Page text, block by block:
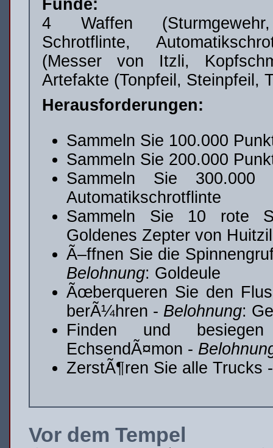
Funde:
4 Waffen (Sturmgewehr,
Schrotflinte,
(Messer von Itzli,
Artefakte (Tonpfeil, Steinpfeil,
Herausforderungen:
Sammeln Sie 100.000
Sammeln Sie 200.000
Sammeln Sie
Automatikschrotflinte
Sammeln Sie 10 rote
Goldenes Zepter von
Ã–ffnen Sie die
Belohnung: Goldeule
Ãœberqueren Sie den
berÃ¼hren - Belohnung:
Finden und
EchsendÃ¤mon -
ZerstÃ¶ren Sie alle Trucks
Vor dem Tempel